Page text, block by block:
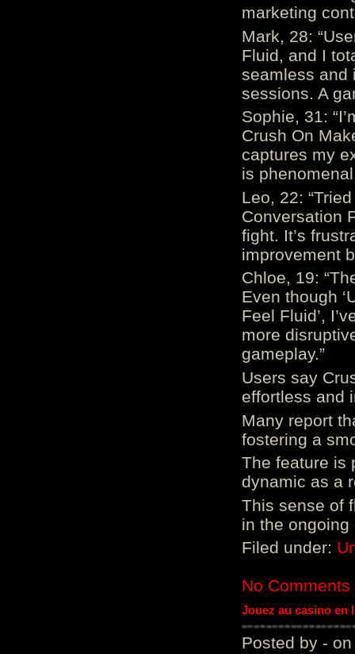
marketing
Mark, 28:
Fluid, and I
seamless and
sessions. A
Sophie, 31:
Crush On
captures my
is
Leo, 22:
Conversation
fight. It’s
improvement
Chloe, 19:
Even though
Feel Fluid’,
more
gameplay.”
Users say
effortless and
Many report
fostering a
The feature is
dynamic as a
This sense of
in the ongoing
Filed under:
No Comments
Jouez au casino en
Posted by - on